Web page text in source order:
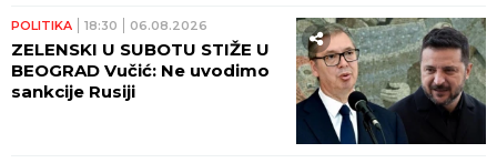
POLITIKA 18:30 06.08.2026
ZELENSKI U SUBOTU STIŽE U
BEOGRAD Vučić: Ne uvodimo
sankcije Rusiji